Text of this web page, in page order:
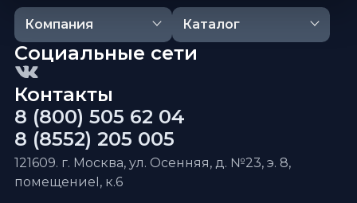
Компания Каталог
Контакты
8 (800) 505 62 04
8 (8552) 205 005
121609. г. Москва, ул. Осенняя, д. №23, э. 8,
помещениеI, к.6
Социальные сети